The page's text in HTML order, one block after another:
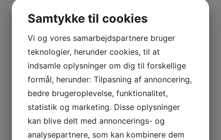
Samtykke til cookies
Vi og vores samarbejdspartnere bruger
teknologier, herunder cookies, til at
indsamle oplysninger om dig til forskellige
formål, herunder: Tilpasning af annoncering,
bedre brugeroplevelse, funktionalitet,
statistik og marketing. Disse oplysninger
kan blive delt med annoncerings- og
analysepartnere, som kan kombinere dem